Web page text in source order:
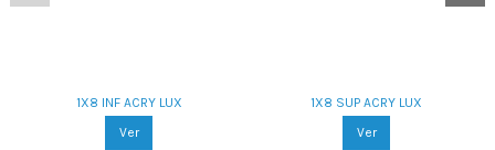
1X8 INF ACRY LUX
Ver
1X8 SUP ACRY LUX
Ver